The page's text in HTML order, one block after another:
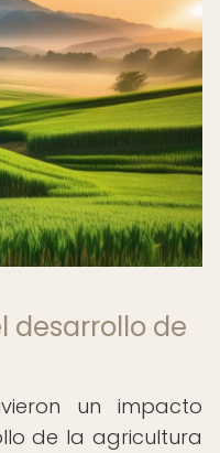
desarrollo de
un impacto
de la agricultura